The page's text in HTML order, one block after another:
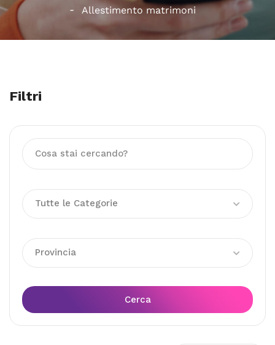
Allestimento matrimoni
Filtri
Tutte le Categorie
Provincia
Cerca